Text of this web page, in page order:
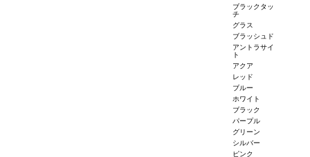
ブラックタッ
チ
グラス
ブラッシュド
アントラサイ
ト
アクア
レッド
ブルー
ホワイト
ブラック
パープル
グリーン
シルバー
ピンク